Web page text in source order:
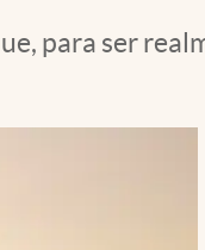
para ser